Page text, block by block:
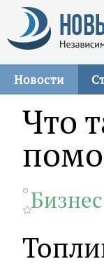
Новости
Что
Бизнес